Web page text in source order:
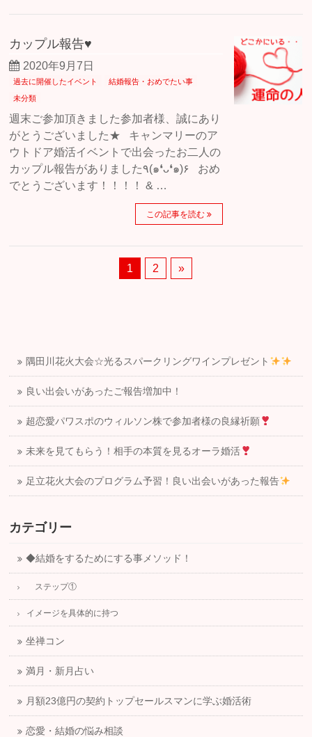
カップル報告♥
2020年9月7日
過去に開催したイベント
結婚報告・おめでたい事
未分類
週末ご参加頂きました参加者様、誠にあり
がとうございました★ キャンマリーのア
ウトドア婚活イベントで出会ったお二人の
カップル報告がありました٩(๑❛ᴗ❛๑)۶ おめ
でとうございます！！！！ & …
この記事を読む
1 2 »
隅田川花火大会☆光るスパークリングワインプレゼント
良い出会いがあったご報告増加中！
超恋愛パワスポのウィルソン株で参加者様の良縁祈願
未来を見てもらう！相手の本質を見るオーラ婚活
足立花火大会のプログラム予習！良い出会いがあった報告
カテゴリー
◆結婚をするためにする事メソッド！
ステップ①
イメージを具体的に持つ
坐禅コン
満月・新月占い
月額23億円の契約トップセールスマンに学ぶ婚活術
恋愛・結婚の悩み相談